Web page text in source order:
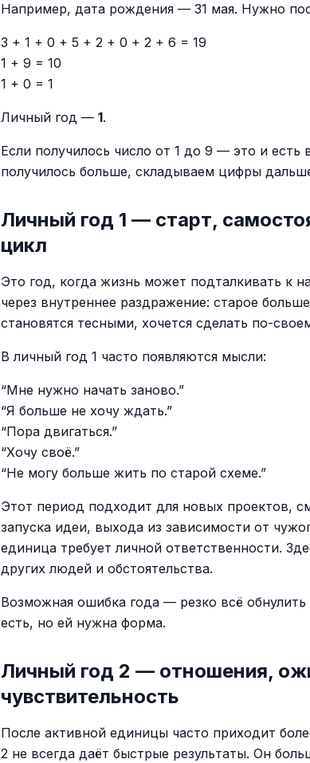
Например, дата рождения — 31 мая. Нужно
3 + 1 + 0 + 5 + 2 + 0 + 2 + 6 = 19
1 + 9 = 10
1 + 0 = 1
Личный год — 1.
Если получилось число от 1 до 9 — это и есть
получилось больше, складываем цифры
Личный год 1 — старт,
цикл
Это год, когда жизнь может подталкивать к
через внутреннее раздражение: старое
становятся тесными, хочется сделать по-
В личный год 1 часто появляются мысли:
“Мне нужно начать заново.”
“Я больше не хочу ждать.”
“Пора двигаться.”
“Хочу своё.”
“Не могу больше жить по старой схеме.”
Этот период подходит для новых проектов,
запуска идеи, выхода из зависимости от
единица требует личной ответственности.
других людей и обстоятельства.
Возможная ошибка года — резко всё обнулить
есть, но ей нужна форма.
Личный год 2 — отношения,
чувствительность
После активной единицы часто приходит
2 не всегда даёт быстрые результаты. Он